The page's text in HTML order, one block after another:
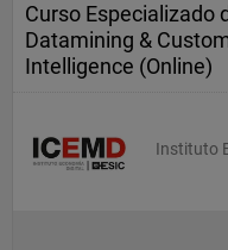
Curso Especializado
Datamining &
Intelligence (Online)
Instituto